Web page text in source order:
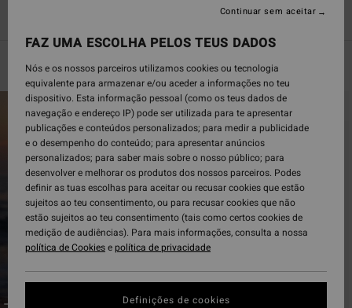
Filtrar e Ordenar
Avançar
procurar
critérios
filtragem
Avançar
ordenar
FAZ UMA ESCOLHA PELOS TEUS DADOS
Nós e os nossos parceiros utilizamos cookies ou tecnologia
equivalente para armazenar e/ou aceder a informações no teu
dispositivo. Esta informação pessoal (como os teus dados de
navegação e endereço IP) pode ser utilizada para te apresentar
publicações e conteúdos personalizados; para medir a publicidade
e o desempenho do conteúdo; para apresentar anúncios
personalizados; para saber mais sobre o nosso público; para
desenvolver e melhorar os produtos dos nossos parceiros. Podes
definir as tuas escolhas para aceitar ou recusar cookies que estão
sujeitos ao teu consentimento, ou para recusar cookies que não
estão sujeitos ao teu consentimento (tais como certos cookies de
medição de audiências). Para mais informações, consulta a nossa
política de Cookiesepolítica de privacidade
Definições de cookies
Continuar sem aceitar